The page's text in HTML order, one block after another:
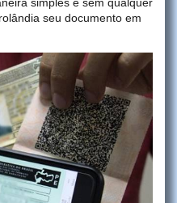
seu documento em